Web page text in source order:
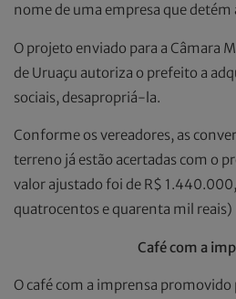
nome de uma empresa que detém
O projeto enviado para a Câmara
de Uruaçu autoriza o prefeito a
sociais, desapropriá-la.
Conforme os vereadores, as
terreno já estão acertadas com o
valor ajustado foi de R$
quatrocentos e quarenta mil reais)
Café com a
O café com a imprensa promovido